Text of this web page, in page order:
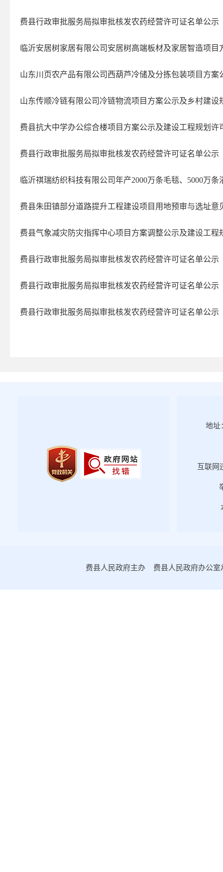
费县行政审批服务局拟审批核发农药经营许可证名单公示
临沂安居树家居有限公司安居树高端板材及家居智造项
山东川页农产品有限公司西葫芦冷储及分拣包装项目方
山东传顺冷链有限公司冷链物流项目方案公示及乡村建设
费县抗大中学办公综合楼项目方案公示及建设工程规划许
费县行政审批服务局拟审批核发农药经营许可证名单公示
临沂祺瑞纺织科技有限公司年产2000万条毛毯、5000万
费县朱田镇部分道路提升工程建设项目用地预审与选址意
费县气象减灾防灾指挥中心项目方案调整公示及建设工程
费县行政审批服务局拟审批核发农药经营许可证名单公示
费县行政审批服务局拟审批核发农药经营许可证名单公示
费县行政审批服务局拟审批核发农药经营许可证名单公示
地址
互联网
费县人民政府主办 费县人民政府办公